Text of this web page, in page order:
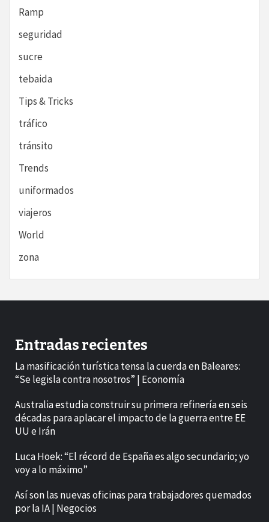
Ramp
seguridad
sucre
tebaida
Tips & Tricks
tráfico
tránsito
Trends
uniformados
viajeros
World
zona
Entradas recientes
La masificación turística tensa la cuerda en Baleares:
“Se legisla contra nosotros” | Economía
Australia estudia construir su primera refinería en seis
décadas para aplacar el impacto de la guerra entre EE
UU e Irán
Luca Hoek: “El récord de España es algo secundario; yo
voy a lo máximo”
Así son las nuevas oficinas para trabajadores quemados
por la IA | Negocios